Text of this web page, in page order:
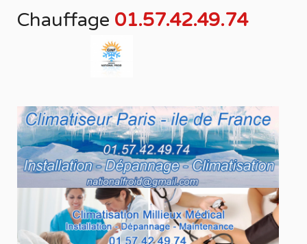
Chauffage 01.57.42.49.74